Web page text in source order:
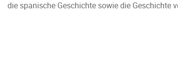
die spanische Geschichte sowie die Geschichte